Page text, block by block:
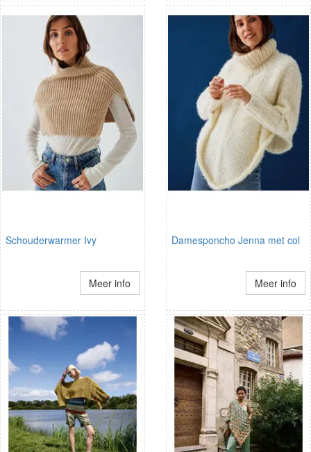
Schouderwarmer Ivy
Meer info
Damesponcho Jenna met col
Meer info